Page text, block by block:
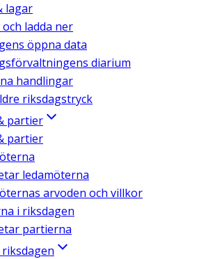
lagar
ladda ner
öppna data
diarium
handlingar
riksdagstryck
partier
partier
ledamöterna
arvoden och villkor
i riksdagen
partierna